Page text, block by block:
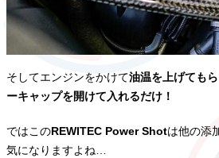
そしてエンジンをかけて油温を上げても
ーキャップを開けて入れるだけ！
ではこのREWITEC Power Shotは他の添
気になりますよね…